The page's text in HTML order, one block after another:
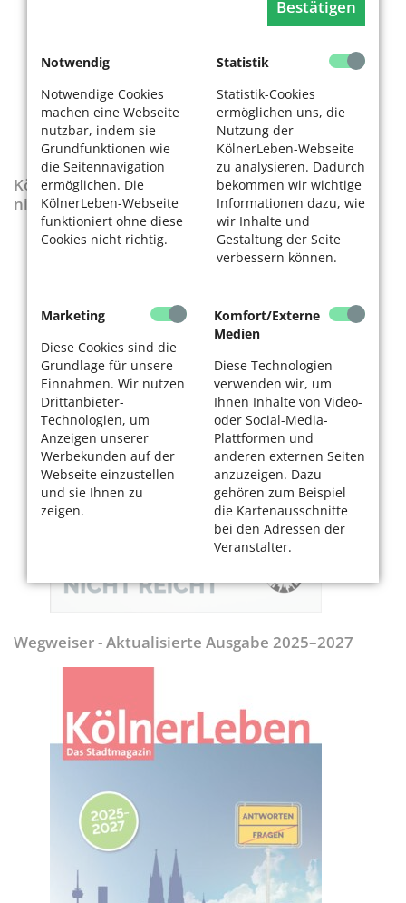
Bestätigen
Notwendig
Notwendige Cookies
machen eine Webseite
nutzbar, indem sie
Grundfunktionen wie
die Seitennavigation
ermöglichen. Die
KölnerLeben-Webseite
funktioniert ohne diese
Cookies nicht richtig.
Statistik
Statistik-Cookies
ermöglichen uns, die
Nutzung der
KölnerLeben-Webseite
zu analysieren. Dadurch
bekommen wir wichtige
Informationen dazu, wie
wir Inhalte und
Gestaltung der Seite
verbessern können.
Marketing
Diese Cookies sind die
Grundlage für unsere
Einnahmen. Wir nutzen
Drittanbieter-
Technologien, um
Anzeigen unserer
Werbekunden auf der
Webseite einzustellen
und sie Ihnen zu
zeigen.
Komfort/Externe
Medien
Diese Technologien
verwenden wir, um
Ihnen Inhalte von Video-
oder Social-Media-
Plattformen und
anderen externen Seiten
anzuzeigen. Dazu
gehören zum Beispiel
die Kartenausschnitte
bei den Adressen der
Veranstalter.
KölnerLeben-Sonderausgabe „Wenn die Rente
nicht reicht“
Wegweiser - Aktualisierte Ausgabe 2025–2027